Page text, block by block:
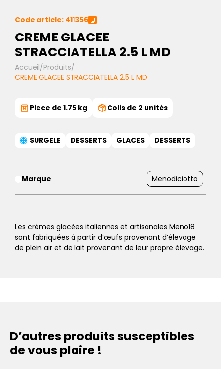
Code article: 411356
CREME GLACEE
STRACCIATELLA 2.5 L MD
Accueil/Produits/
CREME GLACEE STRACCIATELLA 2.5 L MD
Piece de 1.75 kg Colis de 2 unités
SURGELE DESSERTS GLACES DESSERTS
Marque Menodiciotto
Les crèmes glacées italiennes et artisanales Meno18
sont fabriquées à partir d’œufs provenant d’élevage
de plein air et de lait provenant de leur propre élevage.
D’autres produits susceptibles
de vous plaire !